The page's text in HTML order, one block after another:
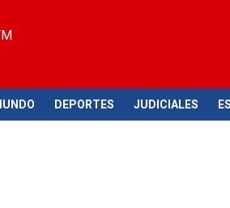
DEPORTES JUDICIALES